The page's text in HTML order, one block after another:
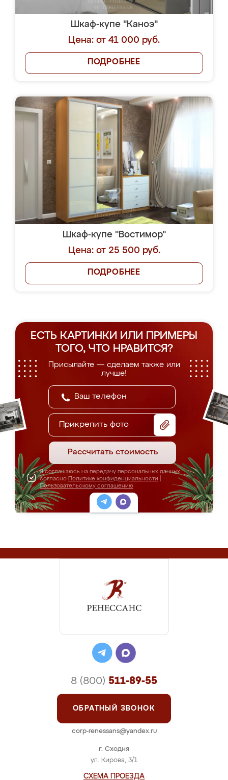
Шкаф-купе "Каноэ"
Цена: от 41 000 руб.
ПОДРОБНЕЕ
Шкаф-купе "Востимор"
Цена: от 25 500 руб.
ПОДРОБНЕЕ
ЕСТЬ КАРТИНКИ ИЛИ ПРИМЕРЫ
ТОГО, ЧТО НРАВИТСЯ?
Присылайте — сделаем также или
лучше!
Прикрепить фото
Рассчитать стоимость
Я соглашаюсь на передачу персональных данных
согласно Политике конфиденциальности
Пользовательскому соглашению
г. Сходня
ул. Кирова, 3/1
СХЕМА ПРОЕЗДА
8 (800) 511-89-55
ОБРАТНЫЙ ЗВОНОК
corp-renessans@yandex.ru